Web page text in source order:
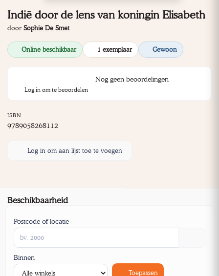
Indië door de lens van koningin Elisabeth
door Sophie De Smet
Online beschikbaar 1 exemplaar Gewoon
Nog geen beoordelingen
Log in om te beoordelen
ISBN
9789058268112
Log in om aan lijst toe te voegen
Beschikbaarheid
Postcode of locatie
Binnen
Toepassen